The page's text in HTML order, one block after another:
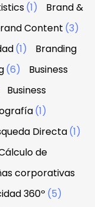
(1)
Brand &
Content (3)
(1)
Branding
(6)
Business
Business
(1)
Directa(1)
de
corporativas
360º (5)